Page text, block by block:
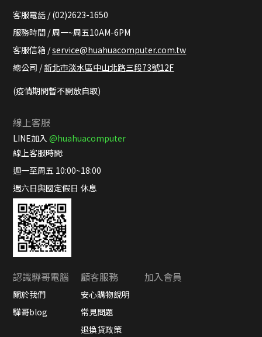
客服電話 / (02)2623-1650
服務時間 / 周一~周五10AM-6PM
客服信箱 /service@huahuacomputer.com.tw
總公司 /新北市淡水區中山北路三段73號12F
(疫情期間暫不開放自取)
線上客服
LINE加入@huahuacomputer
線上客服時間:
週一至周五 10:00~18:00
週六日與國定假日 休息
認識驊哥電腦
關於我們
驊哥blog
顧客服務
安心購物說明
常見問題
退換貨政策
加入會員